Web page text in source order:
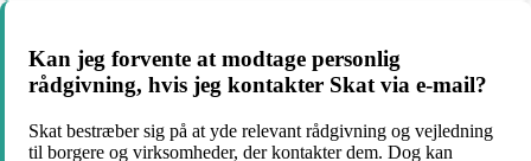
Kan jeg forvente at modtage personlig
rådgivning, hvis jeg kontakter Skat via e-mail?
Skat bestræber sig på at yde relevant rådgivning og vejledning
til borgere og virksomheder, der kontakter dem. Dog kan